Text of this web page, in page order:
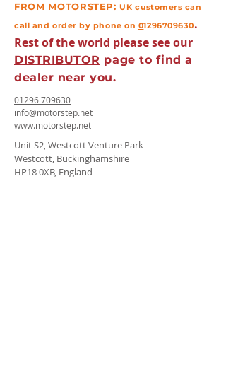
FROM MOTORSTEP:UKcustomers can
call and order by phone on 01296709630.
Rest of the world please see our
DISTRIBUTOR page to find a
dealer near you.
01296 709630
info@motorstep.net
www.motorstep.net
Unit S2, Westcott Venture Park
Westcott, Buckinghamshire
HP18 0XB, England